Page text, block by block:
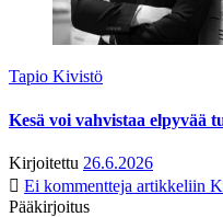
Tapio Kivistö
Kesä voi vahvistaa elpyvää
Kirjoitettu 26.6.2026
Ei kommentteja artikkeliin
Pääkirjoitus